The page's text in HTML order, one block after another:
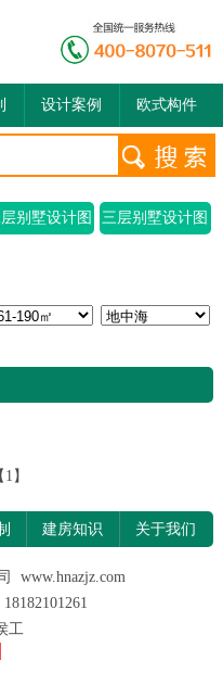
设计案例 欧式构件
别墅设计图 三层别墅设计图
1】
建房知识 关于我们
www.hnazjz.com
工